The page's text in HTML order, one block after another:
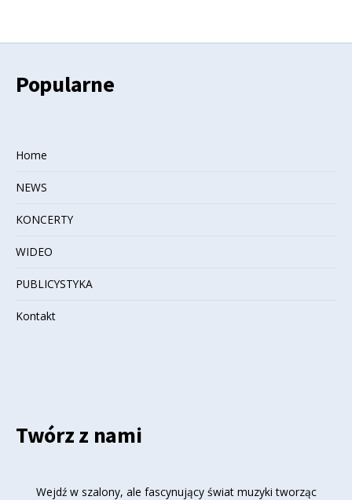
Popularne
Home
NEWS
KONCERTY
WIDEO
PUBLICYSTYKA
Kontakt
Twórz z nami
Wejdź w szalony, ale fascynujący świat muzyki tworząc